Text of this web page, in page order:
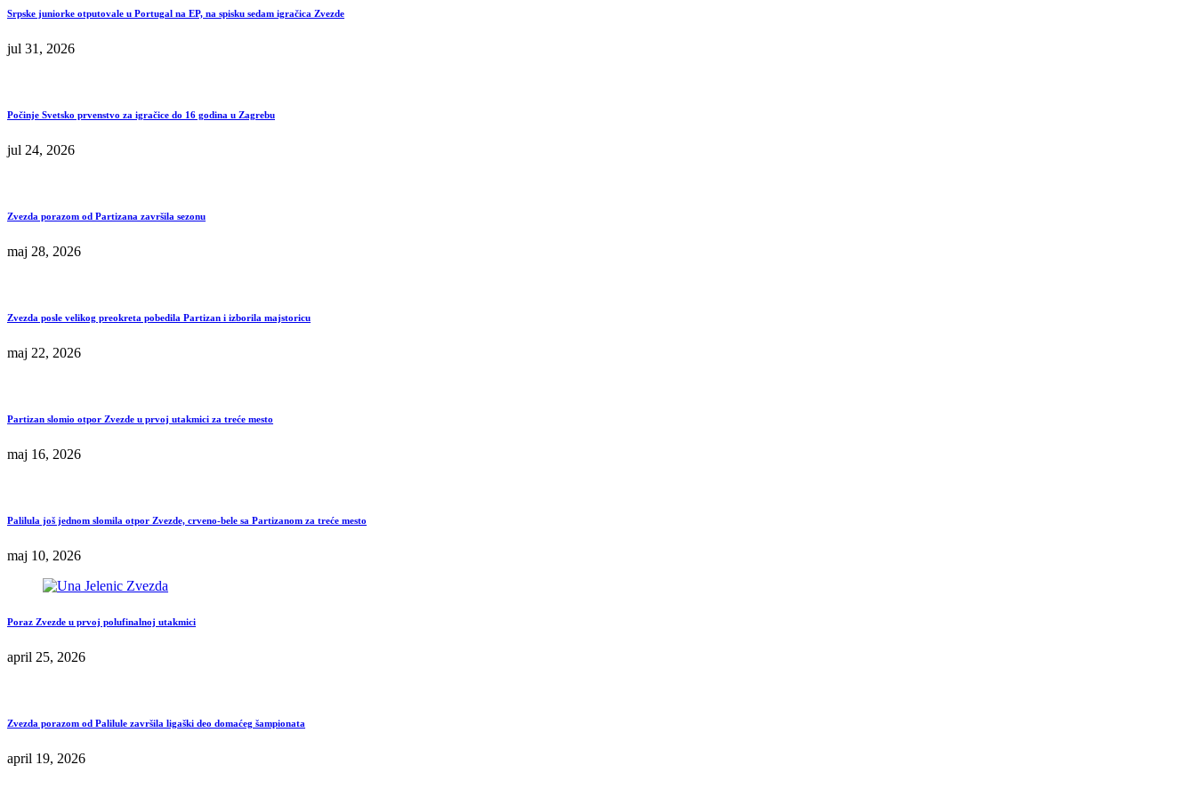
Srpske juniorke otputovale u Portugal na EP, na spisku sedam igračica Zvezde
jul 31, 2026
Počinje Svetsko prvenstvo za igračice do 16 godina u Zagrebu
jul 24, 2026
Zvezda porazom od Partizana završila sezonu
maj 28, 2026
Zvezda posle velikog preokreta pobedila Partizan i izborila majstoricu
maj 22, 2026
Partizan slomio otpor Zvezde u prvoj utakmici za treće mesto
maj 16, 2026
Palilula još jednom slomila otpor Zvezde, crveno-bele sa Partizanom za treće mesto
maj 10, 2026
Poraz Zvezde u prvoj polufinalnoj utakmici
april 25, 2026
Zvezda porazom od Palilule završila ligaški deo domaćeg šampionata
april 19, 2026